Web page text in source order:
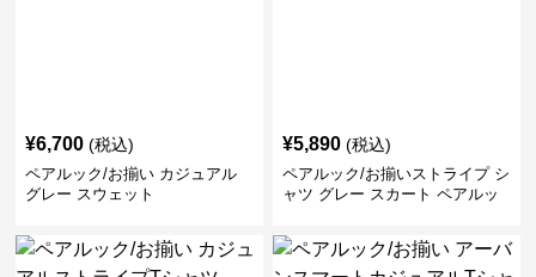
¥6,700 (税込)
ペアルック/お揃い カジュアル
グレー スウェット
¥5,890 (税込)
ペアルック/お揃いストライプ シ
ャツ グレー スカート ペアルッ